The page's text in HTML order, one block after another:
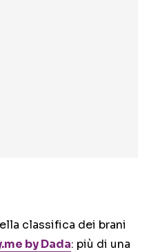
classifica dei brani
by Dada: più di una